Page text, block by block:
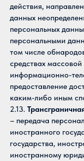
действия,
данных
персональных
персональными
том числе
средствах
информационно-
предоставление
каким-либо иным
2.13.
– передача
иностранного
государства,
иностранному